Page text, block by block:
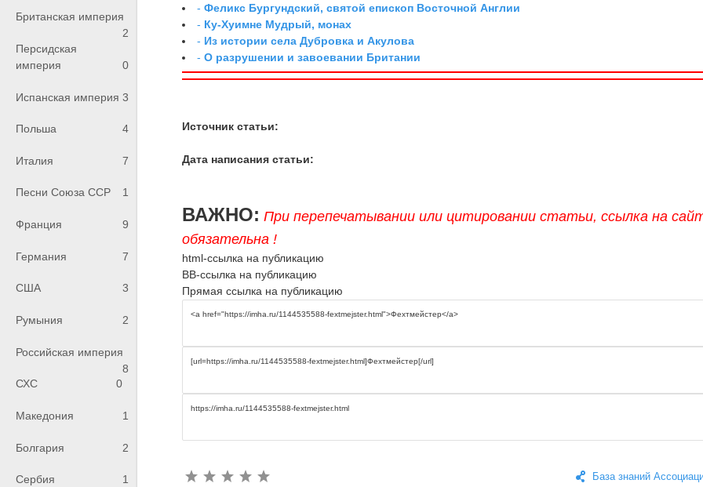
Британская империя
2
Персидская
империя
0
Испанская империя 3
Польша 4
Италия 7
Песни Союза ССР 1
Франция 9
Германия 7
США 3
Румыния 2
Российская империя
8
СХС
0
Македония 1
Болгария 2
Сербия 1
-Феликс Бургундский, святой епископ Восточной Англии
- Ку-Хуимне Мудрый, монах
- Из истории села Дубровка и Акулова
-О разрушении и завоевании Британии
Источник статьи:
Дата написания статьи:
ВАЖНО: При перепечатывании или цитировании статьи, ссылка на
обязательна !
html-ссылка на публикацию
BB-ссылка на публикацию
Прямая ссылка на публикацию
База знаний